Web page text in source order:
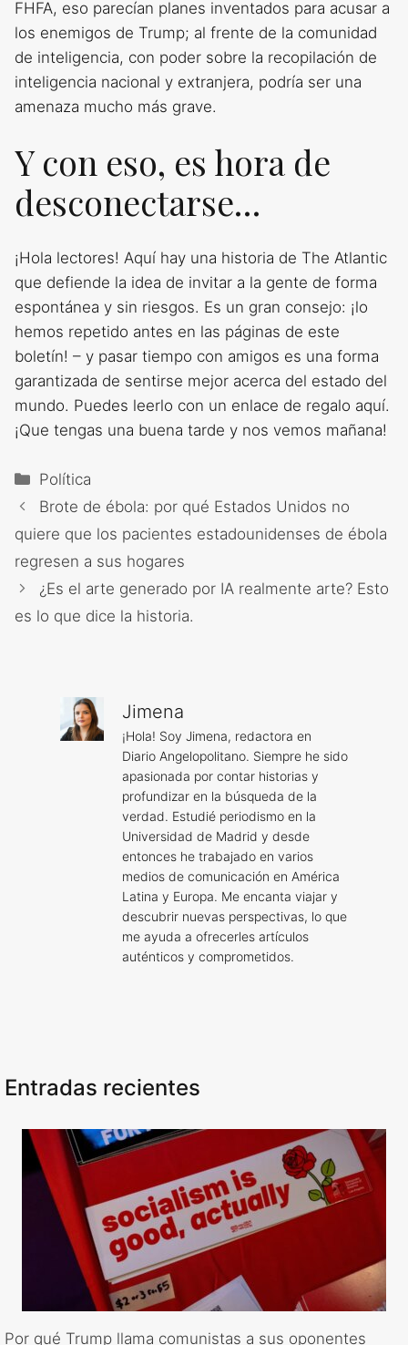
FHFA, eso parecían planes inventados para acusar a
los enemigos de Trump; al frente de la comunidad
de inteligencia, con poder sobre la recopilación de
inteligencia nacional y extranjera, podría ser una
amenaza mucho más grave.
Y con eso, es hora de
desconectarse…
¡Hola lectores! Aquí hay una historia de The Atlantic
que defiende la idea de invitar a la gente de forma
espontánea y sin riesgos. Es un gran consejo: ¡lo
hemos repetido antes en las páginas de este
boletín! – y pasar tiempo con amigos es una forma
garantizada de sentirse mejor acerca del estado del
mundo. Puedes leerlo con un enlace de regalo aquí.
¡Que tengas una buena tarde y nos vemos mañana!
Categorías
Política
Brote de ébola: por qué Estados Unidos no
quiere que los pacientes estadounidenses de ébola
regresen a sus hogares
¿Es el arte generado por IA realmente arte? Esto
es lo que dice la historia.
Jimena
¡Hola! Soy Jimena, redactora en
Diario Angelopolitano. Siempre he sido
apasionada por contar historias y
profundizar en la búsqueda de la
verdad. Estudié periodismo en la
Universidad de Madrid y desde
entonces he trabajado en varios
medios de comunicación en América
Latina y Europa. Me encanta viajar y
descubrir nuevas perspectivas, lo que
me ayuda a ofrecerles artículos
auténticos y comprometidos.
Entradas recientes
Por qué Trump llama comunistas a sus oponentes